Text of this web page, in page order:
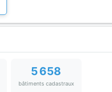
5 658
bâtiments cadastraux